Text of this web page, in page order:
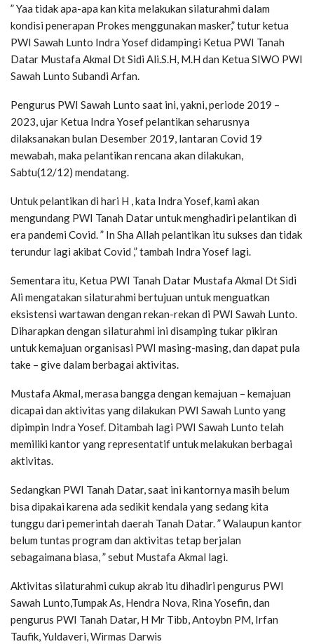
” Yaa tidak apa-apa kan kita melakukan silaturahmi dalam
kondisi penerapan Prokes menggunakan masker,” tutur ketua
PWI Sawah Lunto Indra Yosef didampingi Ketua PWI Tanah
Datar Mustafa Akmal Dt Sidi Ali.S.H, M.H dan Ketua SIWO PWI
Sawah Lunto Subandi Arfan.
Pengurus PWI Sawah Lunto saat ini, yakni, periode 2019 –
2023, ujar Ketua Indra Yosef pelantikan seharusnya
dilaksanakan bulan Desember 2019, lantaran Covid 19
mewabah, maka pelantikan rencana akan dilakukan,
Sabtu(12/12) mendatang.
Untuk pelantikan di hari H , kata Indra Yosef, kami akan
mengundang PWI Tanah Datar untuk menghadiri pelantikan di
era pandemi Covid. ” In Sha Allah pelantikan itu sukses dan tidak
terundur lagi akibat Covid ,” tambah Indra Yosef lagi.
Sementara itu, Ketua PWI Tanah Datar Mustafa Akmal Dt Sidi
Ali mengatakan silaturahmi bertujuan untuk menguatkan
eksistensi wartawan dengan rekan-rekan di PWI Sawah Lunto.
Diharapkan dengan silaturahmi ini disamping tukar pikiran
untuk kemajuan organisasi PWI masing-masing, dan dapat pula
take – give dalam berbagai aktivitas.
Mustafa Akmal, merasa bangga dengan kemajuan – kemajuan
dicapai dan aktivitas yang dilakukan PWI Sawah Lunto yang
dipimpin Indra Yosef. Ditambah lagi PWI Sawah Lunto telah
memiliki kantor yang representatif untuk melakukan berbagai
aktivitas.
Sedangkan PWI Tanah Datar, saat ini kantornya masih belum
bisa dipakai karena ada sedikit kendala yang sedang kita
tunggu dari pemerintah daerah Tanah Datar. ” Walaupun kantor
belum tuntas program dan aktivitas tetap berjalan
sebagaimana biasa, ” sebut Mustafa Akmal lagi.
Aktivitas silaturahmi cukup akrab itu dihadiri pengurus PWI
Sawah Lunto,Tumpak As, Hendra Nova, Rina Yosefin, dan
pengurus PWI Tanah Datar, H Mr Tibb, Antoybn PM, Irfan
Taufik, Yuldaveri, Wirmas Darwis